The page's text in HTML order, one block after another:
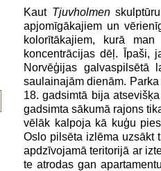
Kaut Tjuvholmen
apjomīgākajiem un
kolorītākajiem, kurā
koncentrācijas dēļ. Īpaši,
Norvēģijas galvaspilsētā
saulainajām dienām.
18. gadsimtā bija
gadsimta sākumā rajons
vēlāk kalpoja kā kuģu
Oslo pilsēta izlēma uzsākt
apdzīvojamā teritorijā ar
te atrodas gan